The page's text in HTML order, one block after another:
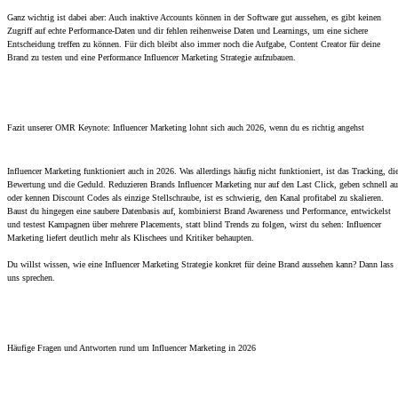
Ganz wichtig ist dabei aber: Auch inaktive Accounts können in der Software gut aussehen, es gibt keinen
Zugriff auf echte Performance-Daten und dir fehlen reihenweise Daten und Learnings, um eine sichere
Entscheidung treffen zu können. Für dich bleibt also immer noch die Aufgabe, Content Creator für deine
Brand zu testen und eine Performance Influencer Marketing Strategie aufzubauen.
Fazit unserer OMR Keynote: Influencer Marketing lohnt sich auch 2026, wenn du es richtig angehst
Influencer Marketing funktioniert auch in 2026. Was allerdings häufig nicht funktioniert, ist das Tracking, die
Bewertung und die Geduld. Reduzieren Brands Influencer Marketing nur auf den Last Click, geben schnell
oder kennen Discount Codes als einzige Stellschraube, ist es schwierig, den Kanal profitabel zu skalieren.
Baust du hingegen eine saubere Datenbasis auf, kombinierst Brand Awareness und Performance, entwickelst
und testest Kampagnen über mehrere Placements, statt blind Trends zu folgen, wirst du sehen: Influencer
Marketing liefert deutlich mehr als Klischees und Kritiker behaupten.
Du willst wissen, wie eine Influencer Marketing Strategie konkret für deine Brand aussehen kann? Dann lass
uns sprechen.
Häufige Fragen und Antworten rund um Influencer Marketing in 2026